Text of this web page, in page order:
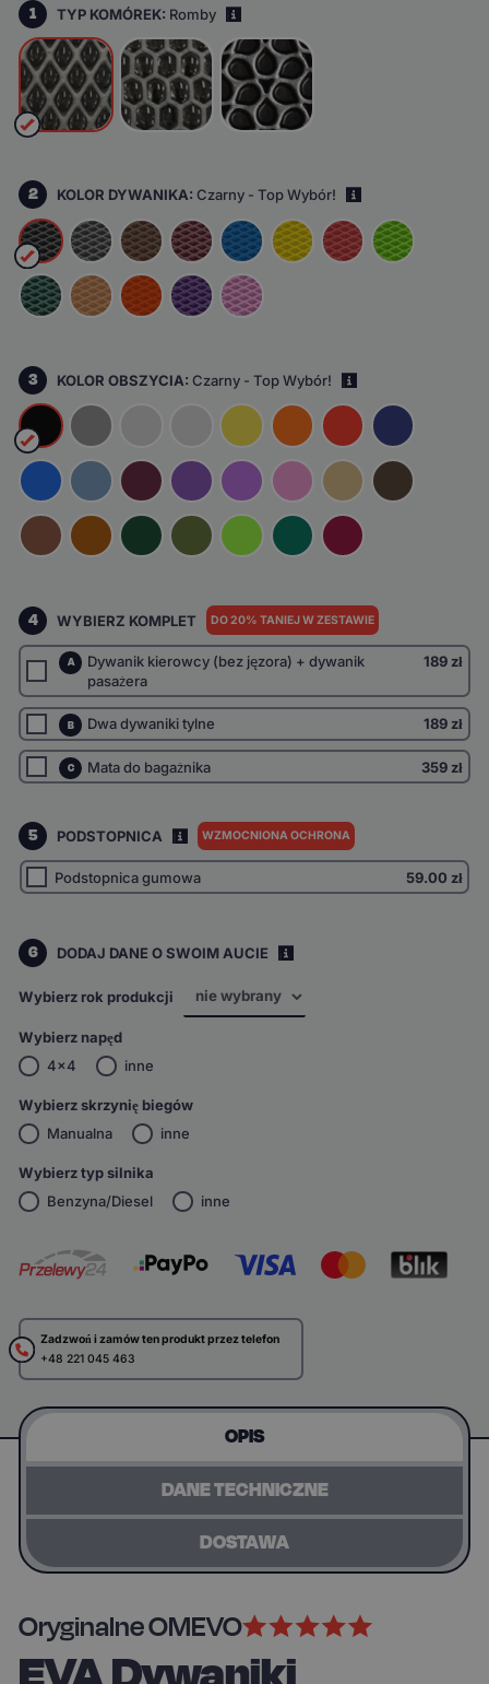
1 TYP KOMÓREK: Romby
2 KOLOR DYWANIKA:Czarny - Top Wybór!
3 KOLOR OBSZYCIA:Czarny - Top Wybór!
4 WYBIERZ KOMPLET DO 20% TANIEJ W ZESTAWIE
A
Dywanik kierowcy (bez jęzora) + dywanik
pasażera
189 zł
B Dwa dywaniki tylne 189 zł
C Mata do bagażnika 359 zł
5 PODSTOPNICA WZMOCNIONA OCHRONA
Podstopnica gumowa 59.00 zł
6 DODAJ DANE O SWOIM AUCIE
Wybierz rok produkcji
Wybierz napęd
4x4
inne
Wybierz skrzynię biegów
Manualna
inne
Wybierz typ silnika
Benzyna/Diesel
inne
Zadzwoń i zamów ten produkt przez telefon
+48 221 045 463
OPIS
DANE TECHNICZNE
DOSTAWA
Oryginalne OMEVO